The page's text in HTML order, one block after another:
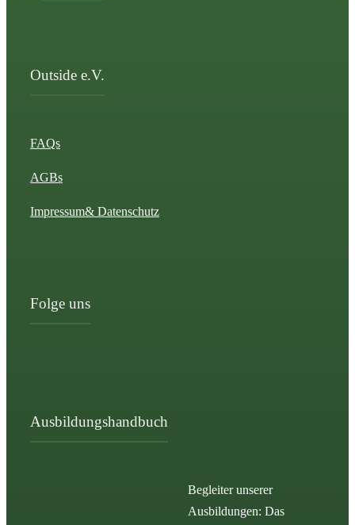
Outside e.V.
FAQs
AGBs
Impressum& Datenschutz
Folge uns
Ausbildungshandbuch
Begleiter unserer
Ausbildungen: Das